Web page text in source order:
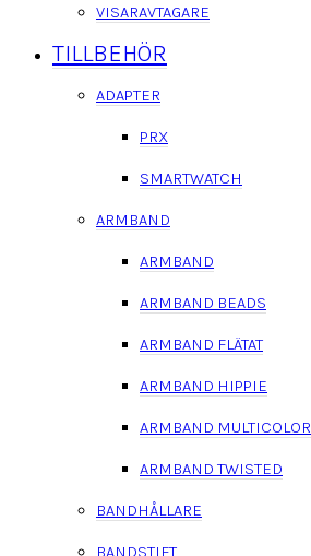
VISARAVTAGARE
TILLBEHÖR
ADAPTER
PRX
SMARTWATCH
ARMBAND
ARMBAND
ARMBAND BEADS
ARMBAND FLÄTAT
ARMBAND HIPPIE
ARMBAND MULTICOLOR
ARMBAND TWISTED
BANDHÅLLARE
BANDSTIFT